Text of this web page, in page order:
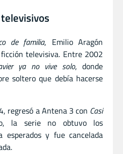
de familia, Emilio Aragón
televisiva. Entre 2002
ya no vive solo, donde
soltero que debía hacerse
regresó a Antena 3 con Casi
la serie no obtuvo los
esperados y fue cancelada